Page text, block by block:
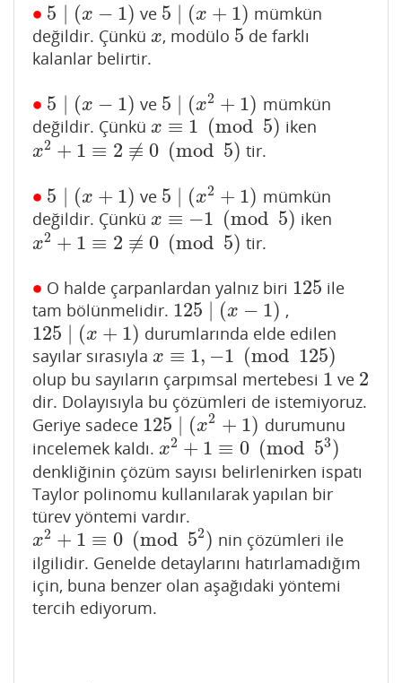
∙
∙ 5 ∣ (x − 1)
5 x−1 ve 5 ∣ (x + 1)
5∣ x+1 )
mümkün
değildir. Çünkü x
x , modülo 5
5 de farklı
kalanlar belirtir.
∙
∙ 5 ∣ (x − 1)
5 x−1 ve 5 ∣ (x2 + 1)
5∣ x2+1 )
mümkün
değildir. Çünkü x ≡ 1 (mod 5)
x≡ 1( mod5) iken
x2 + 1 ≡ 2 ≢ 0 (mod 5)
x2+1≡ 2 ≢0 (mod5 tir.
∙
∙ 5 ∣ (x + 1)
5 x+1 ) ve 5 ∣ (x2 + 1)
5∣ x2+1 )
mümkün
değildir. Çünkü x ≡ −1 (mod 5)
x≡ −1 (mod5) iken
x2 + 1 ≡ 2 ≢ 0 (mod 5)
x2+1≡ 2 ≢0 (mod5 tir.
∙
∙ O halde çarpanlardan yalnız biri 125
125 ile
tam bölünmelidir. 125 (x − 1)
125∣ −1 ,
125 ∣ (x + 1)
125∣ +1
durumlarında elde edilen
sayılar sırasıyla x ≡ 1, −1 (mod 125)
x≡ 1,−1( mod 125)
olup bu sayıların çarpımsal mertebesi 1
1 ve 2
2
dir. Dolayısıyla bu çözümleri de istemiyoruz.
Geriye sadece 125 ∣ (x2 + 1)
125∣ 2+1
durumunu
incelemek kaldı. x2 + 1 ≡ 0 (mod 53 )
x2+1≡ 0 mod 53)
denkliğinin çözüm sayısı belirlenirken ispatı
Taylor polinomu kullanılarak yapılan bir
türev yöntemi vardır.
x2 + 1 ≡ 0 (mod 52 )
x2+1≡ 0 mod 52)
nin çözümleri ile
ilgilidir. Genelde detaylarını hatırlamadığım
için, buna benzer olan aşağıdaki yöntemi
tercih ediyorum.